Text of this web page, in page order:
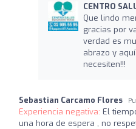
CENTRO
Que lindo
gracias por
verdad es
abrazo y
necesiten!!!
Sebastian Carcamo Flores
Experiencia negativa: El
una hora de espera , no